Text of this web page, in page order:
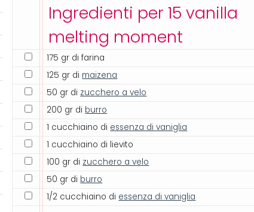
Ingredienti per 15 vanilla
melting moment
175 gr di farina
125 gr di maizena
50 gr di zucchero a velo
200 gr di burro
1 cucchiaino di essenza di vaniglia
1 cucchiaino di lievito
100 gr di zucchero a velo
50 gr di burro
1/2 cucchiaino di essenza di vaniglia